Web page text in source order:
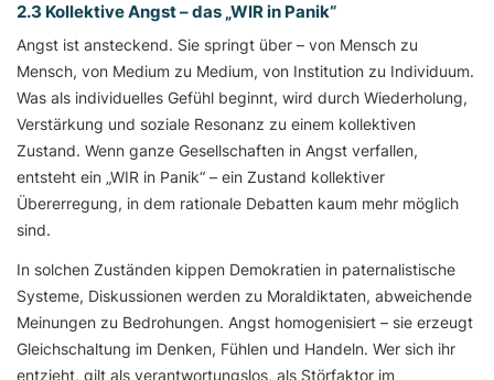
2.3 Kollektive Angst – das „WIR in Panik“
Angst ist ansteckend. Sie springt über – von Mensch zu
Mensch, von Medium zu Medium, von Institution zu Individuum.
Was als individuelles Gefühl beginnt, wird durch Wiederholung,
Verstärkung und soziale Resonanz zu einem kollektiven
Zustand. Wenn ganze Gesellschaften in Angst verfallen,
entsteht ein „WIR in Panik“ – ein Zustand kollektiver
Übererregung, in dem rationale Debatten kaum mehr möglich
sind.
In solchen Zuständen kippen Demokratien in paternalistische
Systeme, Diskussionen werden zu Moraldiktaten, abweichende
Meinungen zu Bedrohungen. Angst homogenisiert – sie erzeugt
Gleichschaltung im Denken, Fühlen und Handeln. Wer sich ihr
entzieht, gilt als verantwortungslos, als Störfaktor im